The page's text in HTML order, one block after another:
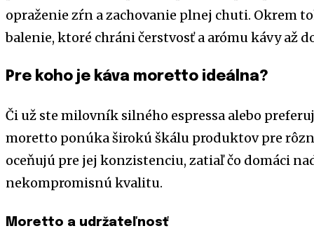
opraženie zŕn a zachovanie plnej chuti. Okrem
balenie, ktoré chráni čerstvosť a arómu kávy až
Pre koho je káva moretto ideálna?
Či už ste milovník silného espressa alebo
moretto ponúka širokú škálu produktov pre
oceňujú pre jej konzistenciu, zatiaľ čo domáci
nekompromisnú kvalitu.
Moretto a udržateľnosť